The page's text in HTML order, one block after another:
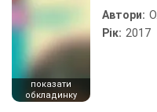
показати
обкладинку
Автори:
Рік: 2017